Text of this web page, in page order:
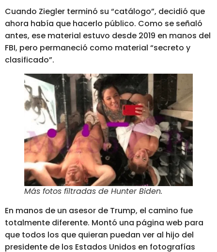
Cuando Ziegler terminó su “catálogo”, decidió que
ahora había que hacerlo público. Como se señaló
antes, ese material estuvo desde 2019 en manos del
FBI, pero permaneció como material “secreto y
clasificado”.
Más fotos filtradas de Hunter Biden.
En manos de un asesor de Trump, el camino fue
totalmente diferente. Montó una página web para
que todos los que quieran puedan ver al hijo del
presidente de los Estados Unidos en fotografías